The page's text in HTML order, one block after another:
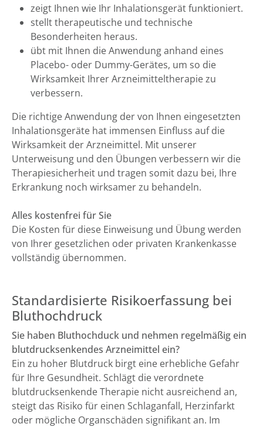
zeigt Ihnen wie Ihr Inhalationsgerät funktioniert.
stellt therapeutische und technische
Besonderheiten heraus.
übt mit Ihnen die Anwendung anhand eines
Placebo- oder Dummy-Gerätes, um so die
Wirksamkeit Ihrer Arzneimitteltherapie zu
verbessern.
Die richtige Anwendung der von Ihnen eingesetzten
Inhalationsgeräte hat immensen Einfluss auf die
Wirksamkeit der Arzneimittel. Mit unserer
Unterweisung und den Übungen verbessern wir die
Therapiesicherheit und tragen somit dazu bei, Ihre
Erkrankung noch wirksamer zu behandeln.
Alles kostenfrei für Sie
Die Kosten für diese Einweisung und Übung werden
von Ihrer gesetzlichen oder privaten Krankenkasse
vollständig übernommen.
Standardisierte Risikoerfassung bei
Bluthochdruck
Sie haben Bluthochduck und nehmen regelmäßig ein
blutdrucksenkendes Arzneimittel ein?
Ein zu hoher Blutdruck birgt eine erhebliche Gefahr
für Ihre Gesundheit. Schlägt die verordnete
blutdrucksenkende Therapie nicht ausreichend an,
steigt das Risiko für einen Schlaganfall, Herzinfarkt
oder mögliche Organschäden signifikant an. Im